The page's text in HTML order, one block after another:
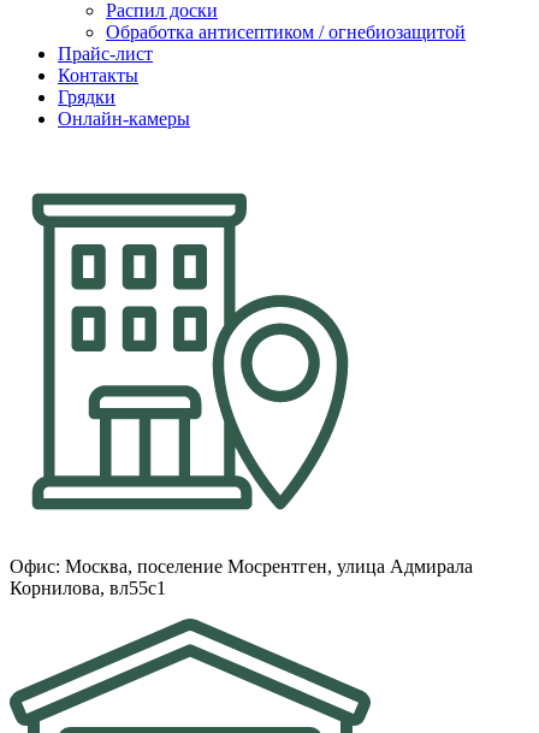
Распил доски
Обработка антисептиком / огнебиозащитой
Прайс-лист
Контакты
Грядки
Онлайн-камеры
Офис: Москва, поселение Мосрентген, улица Адмирала
Корнилова, вл55с1